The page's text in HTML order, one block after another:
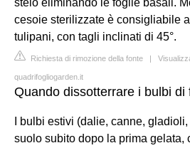
cesoie sterilizzate è consigliabile
tulipani, con tagli inclinati di 45°.
Richiesta di rimozione della fonte |
quadrifogliogarden.it
Quando dissotterrare i bulbi di
I bulbi estivi (dalie, canne,
suolo subito dopo la prima gelata,